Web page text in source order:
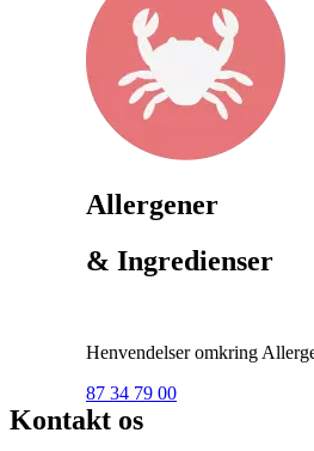
Allergener
& Ingredienser
Henvendelser omkring
87 34 79 00
Kontakt os